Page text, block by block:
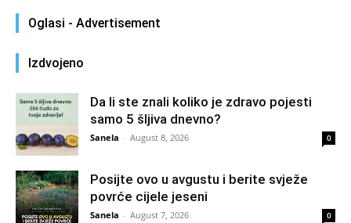
Oglasi - Advertisement
Izdvojeno
Da li ste znali koliko je zdravo pojesti
samo 5 šljiva dnevno?
Sanela - August 8, 2026 0
Posijte ovo u avgustu i berite svježe
povrće cijele jeseni
Sanela - August 7, 2026 0